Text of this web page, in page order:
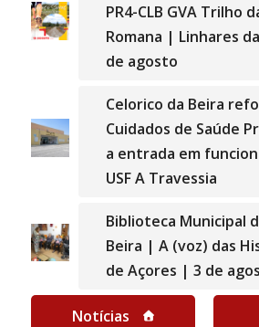
PR4-CLB GVA Trilho
Romana | Linhares
de agosto
Celorico da Beira
Cuidados de Saúde
a entrada em
USF A Travessia
Biblioteca Municipal
Beira | A (voz) das
de Açores | 3 de
Notícias